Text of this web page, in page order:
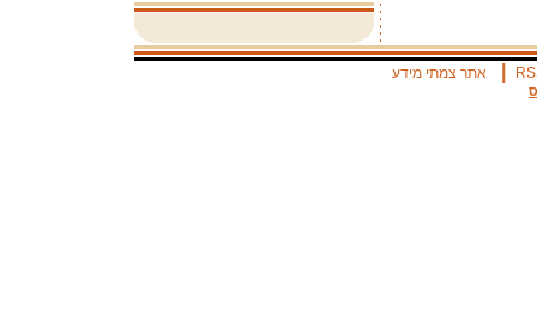
אתר צמתי מידע